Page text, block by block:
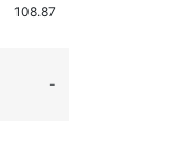
108.87
-